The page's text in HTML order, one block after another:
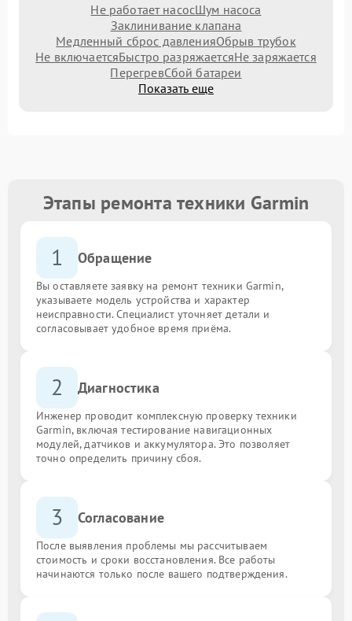
Не работает насосШум насоса
Заклинивание клапана
Медленный сброс давленияОбрыв трубок
Не включаетсяБыстро разряжаетсяНе заряжается
ПерегревСбой батареи
Показать еще
Этапы ремонта техники Garmin
1 Обращение
Вы оставляете заявку на ремонт техники Garmin,
указываете модель устройства и характер
неисправности. Специалист уточняет детали и
согласовывает удобное время приёма.
2 Диагностика
Инженер проводит комплексную проверку техники
Garmin, включая тестирование навигационных
модулей, датчиков и аккумулятора. Это позволяет
точно определить причину сбоя.
3 Согласование
После выявления проблемы мы рассчитываем
стоимость и сроки восстановления. Все работы
начинаются только после вашего подтверждения.